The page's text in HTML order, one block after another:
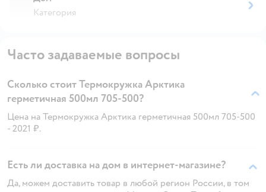
Категория
Часто задаваемые вопросы
Сколько стоит Термокружка Арктика
герметичная 500мл 705-500?
Цена на Термокружка Арктика герметичная 500мл 705-500
- 2021 ₽.
Есть ли доставка на дом в интернет-магазине?
Да, можем доставить товар в любой регион России, в том